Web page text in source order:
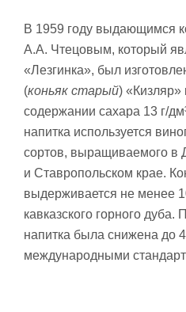
В 1959 году выдающимся
А.А. Чтецовым, который
«Лезгинка», был
(коньяк старый) «Кизляр»
содержании сахара 13 г/
напитка используется
сортов, выращиваемого в
и Ставропольском крае.
выдерживается не менее
кавказского горного дуба.
напитка была снижена до
международными